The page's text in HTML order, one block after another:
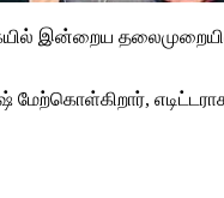
தலைமுறையின்